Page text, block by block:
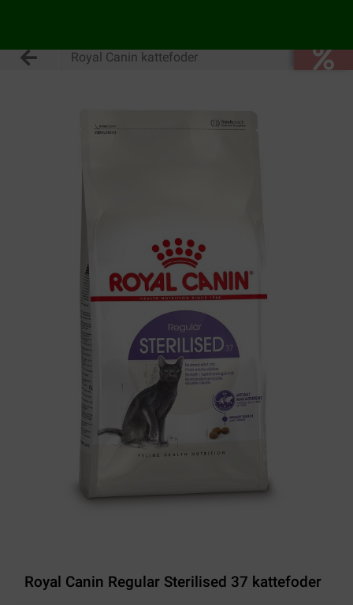
Royal Canin kattefoder
Royal Canin Regular Sterilised 37 kattefoder